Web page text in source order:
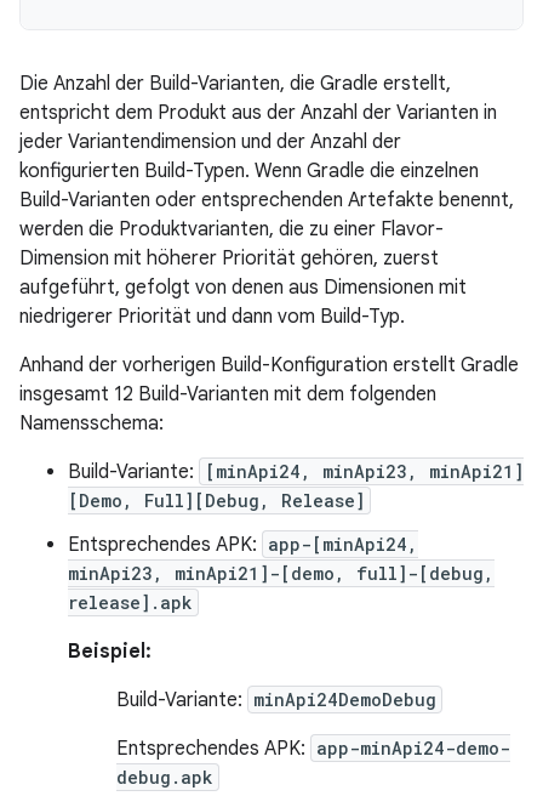
Die Anzahl der Build-Varianten, die Gradle erstellt,
entspricht dem Produkt aus der Anzahl der Varianten in
jeder Variantendimension und der Anzahl der
konfigurierten Build-Typen. Wenn Gradle die einzelnen
Build-Varianten oder entsprechenden Artefakte benennt,
werden die Produktvarianten, die zu einer Flavor-
Dimension mit höherer Priorität gehören, zuerst
aufgeführt, gefolgt von denen aus Dimensionen mit
niedrigerer Priorität und dann vom Build-Typ.
Anhand der vorherigen Build-Konfiguration erstellt Gradle
insgesamt 12 Build-Varianten mit dem folgenden
Namensschema:
Build-Variante:
[minApi24, minApi23, minApi21]
[Demo, Full][Debug, Release]
Entsprechendes APK: app-[minApi24,
minApi23, minApi21]-[demo, full]-[debug,
release].apk
Beispiel:
Build-Variante: minApi24DemoDebug
Entsprechendes APK: app-minApi24-demo-
debug.apk